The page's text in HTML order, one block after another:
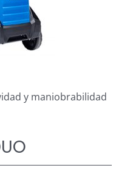
y maniobrabilidad